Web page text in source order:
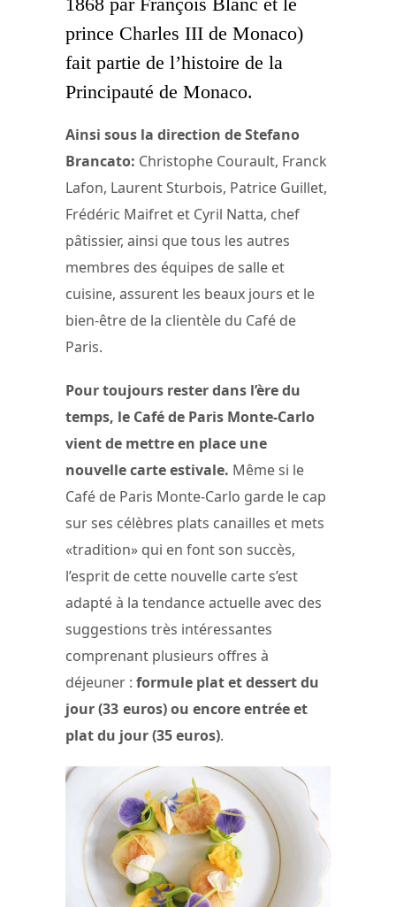
prince Charles III de Monaco)
fait partie de l’histoire de la
Principauté de Monaco.
Ainsi sous la direction de Stefano
Brancato: Christophe Courault, Franck
Lafon, Laurent Sturbois, Patrice Guillet,
Frédéric Maifret et Cyril Natta, chef
pâtissier, ainsi que tous les autres
membres des équipes de salle et
cuisine, assurent les beaux jours et le
bien-être de la clientèle du Café de
Paris.
Pour toujours rester dans l’ère du
temps, le Café de Paris Monte-Carlo
vient de mettre en place une
nouvelle carte estivale. Même si le
Café de Paris Monte-Carlo garde le cap
sur ses célèbres plats canailles et mets
«tradition» qui en font son succès,
l’esprit de cette nouvelle carte s’est
adapté à la tendance actuelle avec des
suggestions très intéressantes
comprenant plusieurs offres à
déjeuner : formule plat et dessert du
jour (33 euros) ou encore entrée et
plat du jour (35 euros).